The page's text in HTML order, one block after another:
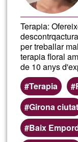
Terapia:
per treballar
terapia floral
de 10 anys
Terapia
Girona ciutat
Baix